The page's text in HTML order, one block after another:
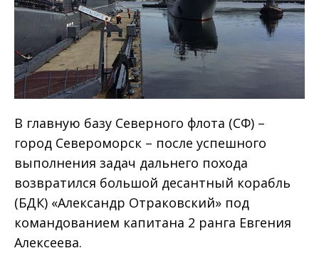
В главную базу Северного флота (СФ) –
город Североморск – после успешного
выполнения задач дальнего похода
возвратился большой десантный корабль
(БДК) «Александр Отраковский» под
командованием капитана 2 ранга Евгения
Алексеева.